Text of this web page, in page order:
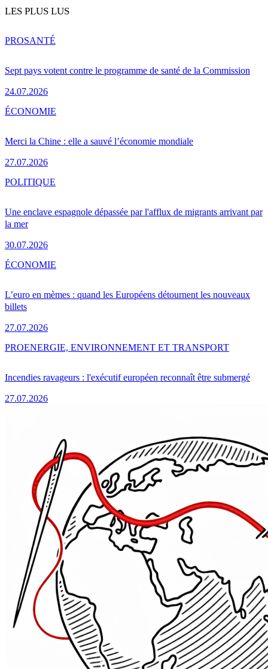
LES PLUS LUS
Sept pays votent contre le programme de santé de la Commission
24.07.2026
PROSANTÉ
Merci la Chine : elle a sauvé l’économie mondiale
27.07.2026
ÉCONOMIE
Une enclave espagnole dépassée par l'afflux de migrants arrivant par
la mer
30.07.2026
POLITIQUE
L’euro en mèmes : quand les Européens détournent les nouveaux
billets
27.07.2026
ÉCONOMIE
Incendies ravageurs : l'exécutif européen reconnaît être submergé
27.07.2026
PROENERGIE, ENVIRONNEMENT ET TRANSPORT